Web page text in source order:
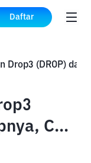
Daftar
Cek